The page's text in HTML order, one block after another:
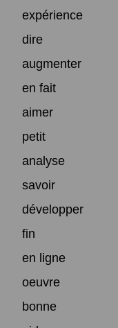
expérience
dire
augmenter
en fait
aimer
petit
analyse
savoir
développer
fin
en ligne
oeuvre
bonne